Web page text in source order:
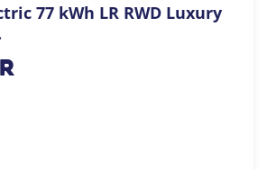
77 kWh LR RWD Luxury